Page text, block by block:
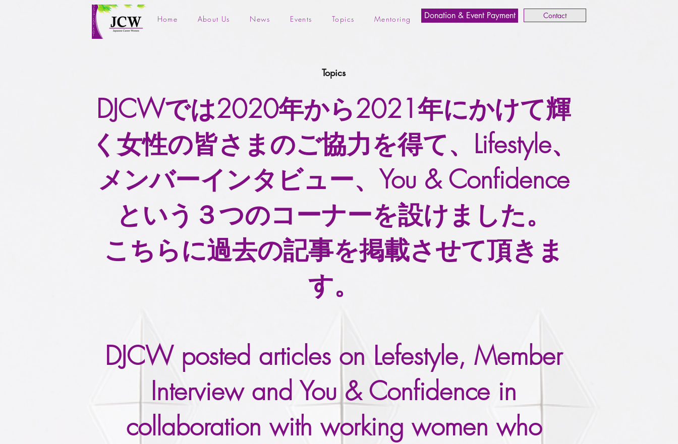
Home About Us News Events Topics Mentoring Donation & Event Payment Contact
Topics
DJCWでは2020年から2021年にかけて輝
く女性の皆さまのご協力を得て、Lifestyle、
メンバーインタビュー、You & Confidence
という３つのコーナーを設けました。
こちらに過去の記事を掲載させて頂きま
す。
DJCW posted articles on Lefestyle, Member
Interview and You & Confidence in
collaboration with working women who